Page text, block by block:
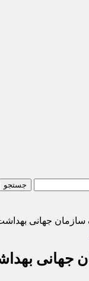
جستجو
سازمان جهانی
جهانی